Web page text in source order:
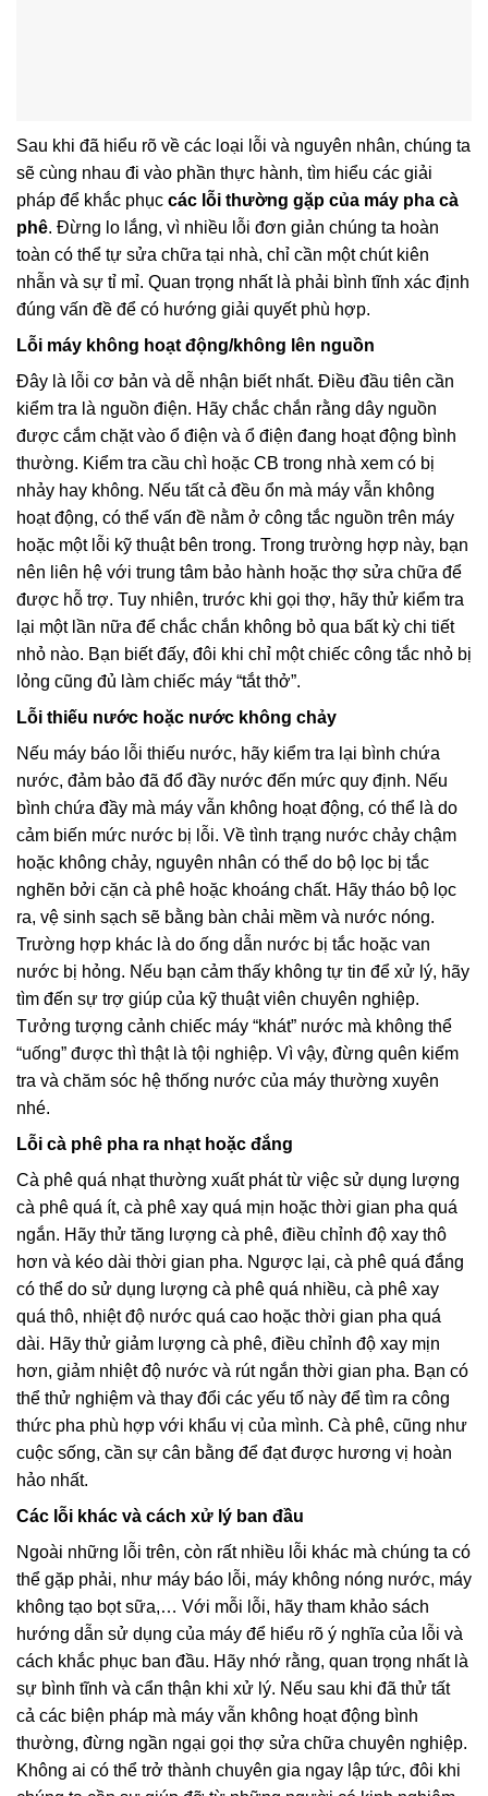
Sau khi đã hiểu rõ về các loại lỗi và nguyên nhân, chúng ta
sẽ cùng nhau đi vào phần thực hành, tìm hiểu các giải
pháp để khắc phục các lỗi thường gặp của máy pha cà
phê. Đừng lo lắng, vì nhiều lỗi đơn giản chúng ta hoàn
toàn có thể tự sửa chữa tại nhà, chỉ cần một chút kiên
nhẫn và sự tỉ mỉ. Quan trọng nhất là phải bình tĩnh xác định
đúng vấn đề để có hướng giải quyết phù hợp.
Lỗi máy không hoạt động/không lên nguồn
Đây là lỗi cơ bản và dễ nhận biết nhất. Điều đầu tiên cần
kiểm tra là nguồn điện. Hãy chắc chắn rằng dây nguồn
được cắm chặt vào ổ điện và ổ điện đang hoạt động bình
thường. Kiểm tra cầu chì hoặc CB trong nhà xem có bị
nhảy hay không. Nếu tất cả đều ổn mà máy vẫn không
hoạt động, có thể vấn đề nằm ở công tắc nguồn trên máy
hoặc một lỗi kỹ thuật bên trong. Trong trường hợp này, bạn
nên liên hệ với trung tâm bảo hành hoặc thợ sửa chữa để
được hỗ trợ. Tuy nhiên, trước khi gọi thợ, hãy thử kiểm tra
lại một lần nữa để chắc chắn không bỏ qua bất kỳ chi tiết
nhỏ nào. Bạn biết đấy, đôi khi chỉ một chiếc công tắc nhỏ bị
lỏng cũng đủ làm chiếc máy “tắt thở”.
Lỗi thiếu nước hoặc nước không chảy
Nếu máy báo lỗi thiếu nước, hãy kiểm tra lại bình chứa
nước, đảm bảo đã đổ đầy nước đến mức quy định. Nếu
bình chứa đầy mà máy vẫn không hoạt động, có thể là do
cảm biến mức nước bị lỗi. Về tình trạng nước chảy chậm
hoặc không chảy, nguyên nhân có thể do bộ lọc bị tắc
nghẽn bởi cặn cà phê hoặc khoáng chất. Hãy tháo bộ lọc
ra, vệ sinh sạch sẽ bằng bàn chải mềm và nước nóng.
Trường hợp khác là do ống dẫn nước bị tắc hoặc van
nước bị hỏng. Nếu bạn cảm thấy không tự tin để xử lý, hãy
tìm đến sự trợ giúp của kỹ thuật viên chuyên nghiệp.
Tưởng tượng cảnh chiếc máy “khát” nước mà không thể
“uống” được thì thật là tội nghiệp. Vì vậy, đừng quên kiểm
tra và chăm sóc hệ thống nước của máy thường xuyên
nhé.
Lỗi cà phê pha ra nhạt hoặc đắng
Cà phê quá nhạt thường xuất phát từ việc sử dụng lượng
cà phê quá ít, cà phê xay quá mịn hoặc thời gian pha quá
ngắn. Hãy thử tăng lượng cà phê, điều chỉnh độ xay thô
hơn và kéo dài thời gian pha. Ngược lại, cà phê quá đắng
có thể do sử dụng lượng cà phê quá nhiều, cà phê xay
quá thô, nhiệt độ nước quá cao hoặc thời gian pha quá
dài. Hãy thử giảm lượng cà phê, điều chỉnh độ xay mịn
hơn, giảm nhiệt độ nước và rút ngắn thời gian pha. Bạn có
thể thử nghiệm và thay đổi các yếu tố này để tìm ra công
thức pha phù hợp với khẩu vị của mình. Cà phê, cũng như
cuộc sống, cần sự cân bằng để đạt được hương vị hoàn
hảo nhất.
Các lỗi khác và cách xử lý ban đầu
Ngoài những lỗi trên, còn rất nhiều lỗi khác mà chúng ta có
thể gặp phải, như máy báo lỗi, máy không nóng nước, máy
không tạo bọt sữa,… Với mỗi lỗi, hãy tham khảo sách
hướng dẫn sử dụng của máy để hiểu rõ ý nghĩa của lỗi và
cách khắc phục ban đầu. Hãy nhớ rằng, quan trọng nhất là
sự bình tĩnh và cẩn thận khi xử lý. Nếu sau khi đã thử tất
cả các biện pháp mà máy vẫn không hoạt động bình
thường, đừng ngần ngại gọi thợ sửa chữa chuyên nghiệp.
Không ai có thể trở thành chuyên gia ngay lập tức, đôi khi